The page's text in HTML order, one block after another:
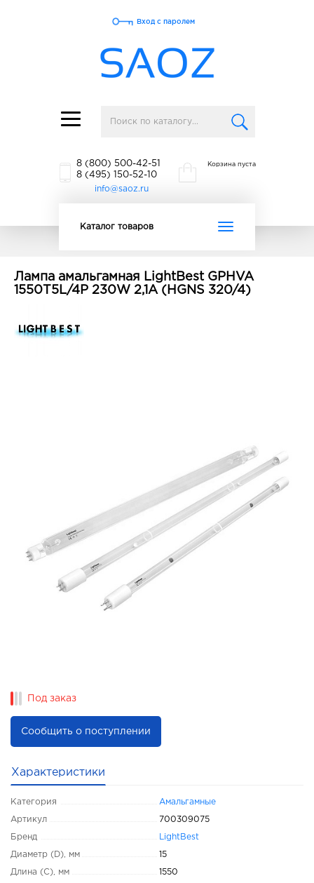
Toggle
navigation
Вход с паролем
8 (800) 500-42-51
8 (495) 150-52-10
info@saoz.ru
Корзина пуста
Toggle
Каталог товаров
Лампа амальгамная LightBest GPHVA
1550T5L/4P 230W 2,1A (HGNS 320/4)
Под заказ
Сообщить о поступлении
Характеристики
Категория Амальгамные
Артикул 700309075
Бренд LightBest
Диаметр (D), мм 15
Длина (C), мм 1550